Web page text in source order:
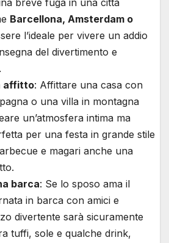
breve fuga in una città
Barcellona, Amsterdam o
l’ideale per vivere un addio
del divertimento e
affitto: Affittare una casa con
o una villa in montagna
un’atmosfera intima ma
per una festa in grande stile
e magari anche una
barca: Se lo sposo ama il
in barca con amici e
divertente sarà sicuramente
tuffi, sole e qualche drink,